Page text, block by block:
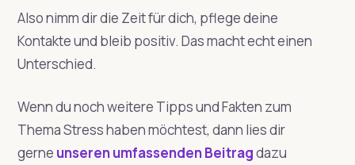
Also nimm dir die Zeit für dich, pflege deine
Kontakte und bleib positiv. Das macht echt einen
Unterschied.
Wenn du noch weitere Tipps und Fakten zum
Thema Stress haben möchtest, dann lies dir
gerne unseren umfassenden Beitragdazu